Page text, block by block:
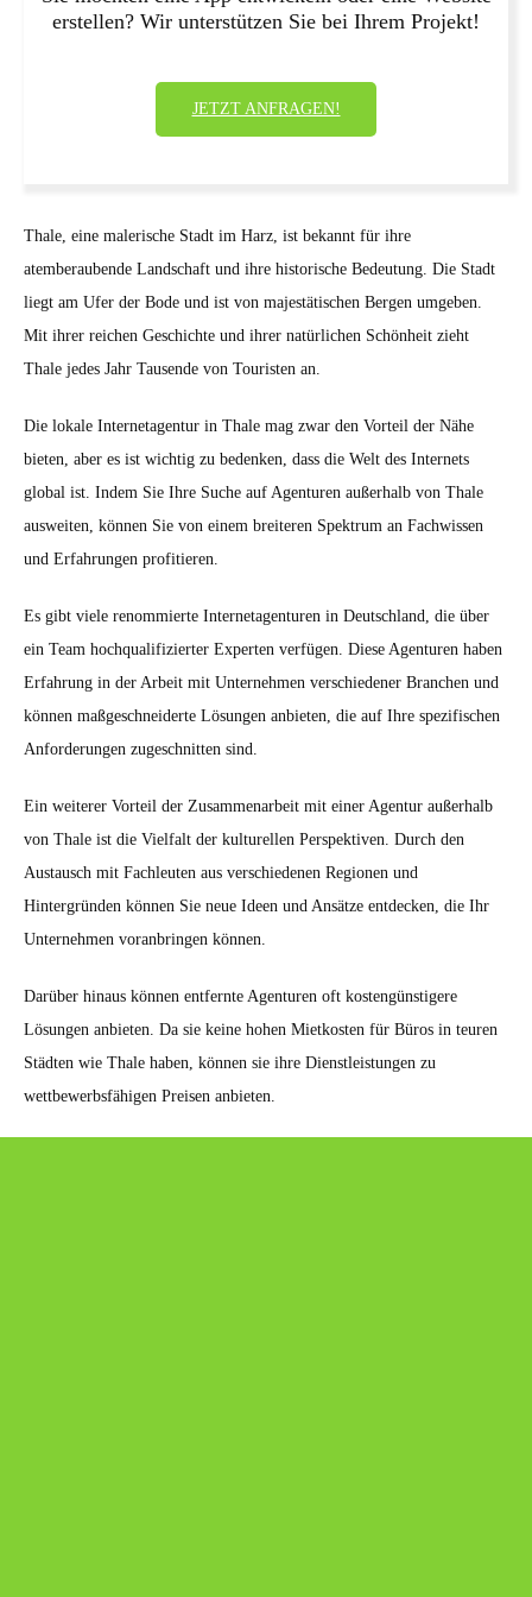
erstellen? Wir unterstützen Sie bei Ihrem Projekt!
JETZT ANFRAGEN!
Thale, eine malerische Stadt im Harz, ist bekannt für ihre
atemberaubende Landschaft und ihre historische Bedeutung. Die Stadt
liegt am Ufer der Bode und ist von majestätischen Bergen umgeben.
Mit ihrer reichen Geschichte und ihrer natürlichen Schönheit zieht
Thale jedes Jahr Tausende von Touristen an.
Die lokale Internetagentur in Thale mag zwar den Vorteil der Nähe
bieten, aber es ist wichtig zu bedenken, dass die Welt des Internets
global ist. Indem Sie Ihre Suche auf Agenturen außerhalb von Thale
ausweiten, können Sie von einem breiteren Spektrum an Fachwissen
und Erfahrungen profitieren.
Es gibt viele renommierte Internetagenturen in Deutschland, die über
ein Team hochqualifizierter Experten verfügen. Diese Agenturen haben
Erfahrung in der Arbeit mit Unternehmen verschiedener Branchen und
können maßgeschneiderte Lösungen anbieten, die auf Ihre spezifischen
Anforderungen zugeschnitten sind.
Ein weiterer Vorteil der Zusammenarbeit mit einer Agentur außerhalb
von Thale ist die Vielfalt der kulturellen Perspektiven. Durch den
Austausch mit Fachleuten aus verschiedenen Regionen und
Hintergründen können Sie neue Ideen und Ansätze entdecken, die Ihr
Unternehmen voranbringen können.
Darüber hinaus können entfernte Agenturen oft kostengünstigere
Lösungen anbieten. Da sie keine hohen Mietkosten für Büros in teuren
Städten wie Thale haben, können sie ihre Dienstleistungen zu
wettbewerbsfähigen Preisen anbieten.